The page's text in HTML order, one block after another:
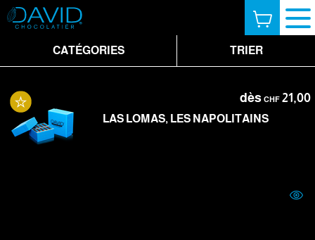
CATÉGORIES TRIER
dès CHF21,00
LAS LOMAS, LES NAPOLITAINS